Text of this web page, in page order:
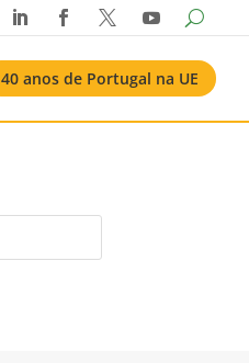
   
40 anos de Portugal na UE